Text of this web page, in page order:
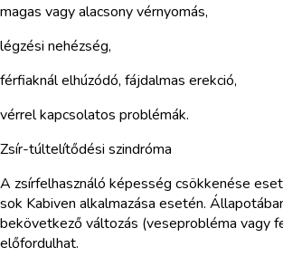
magas vagy alacsony vérnyomás,
légzési nehézség,
férfiaknál elhúzódó, fájdalmas erekció,
vérrel kapcsolatos problémák.
Zsír-túltelítődési szindróma
A zsírfelhasználó képesség csökkenése
sok Kabiven alkalmazása esetén.
bekövetkező változás (veseprobléma vagy
előfordulhat.